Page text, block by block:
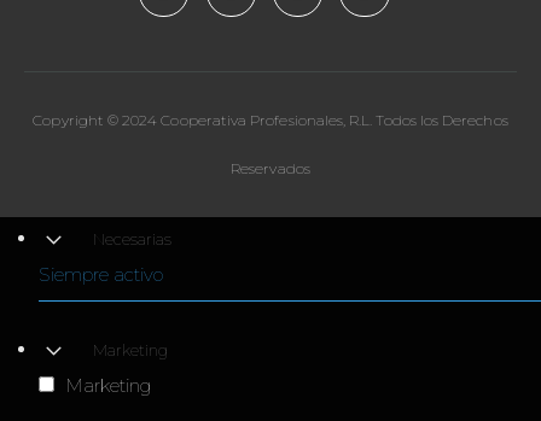
Copyright © 2024 Cooperativa Profesionales, R.L. Todos los Derechos
Reservados
Necesarias
Siempre activo
Marketing
Marketing